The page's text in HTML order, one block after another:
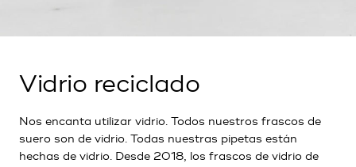
Vidrio reciclado
Nos encanta utilizar vidrio. Todos nuestros frascos de
suero son de vidrio. Todas nuestras pipetas están
hechas de vidrio. Desde 2018, los frascos de vidrio de